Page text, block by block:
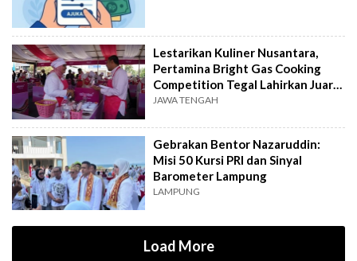
Lestarikan Kuliner Nusantara,
Pertamina Bright Gas Cooking
Competition Tegal Lahirkan Juara
Baru
JAWA TENGAH
Gebrakan Bentor Nazaruddin:
Misi 50 Kursi PRI dan Sinyal
Barometer Lampung
LAMPUNG
Load More